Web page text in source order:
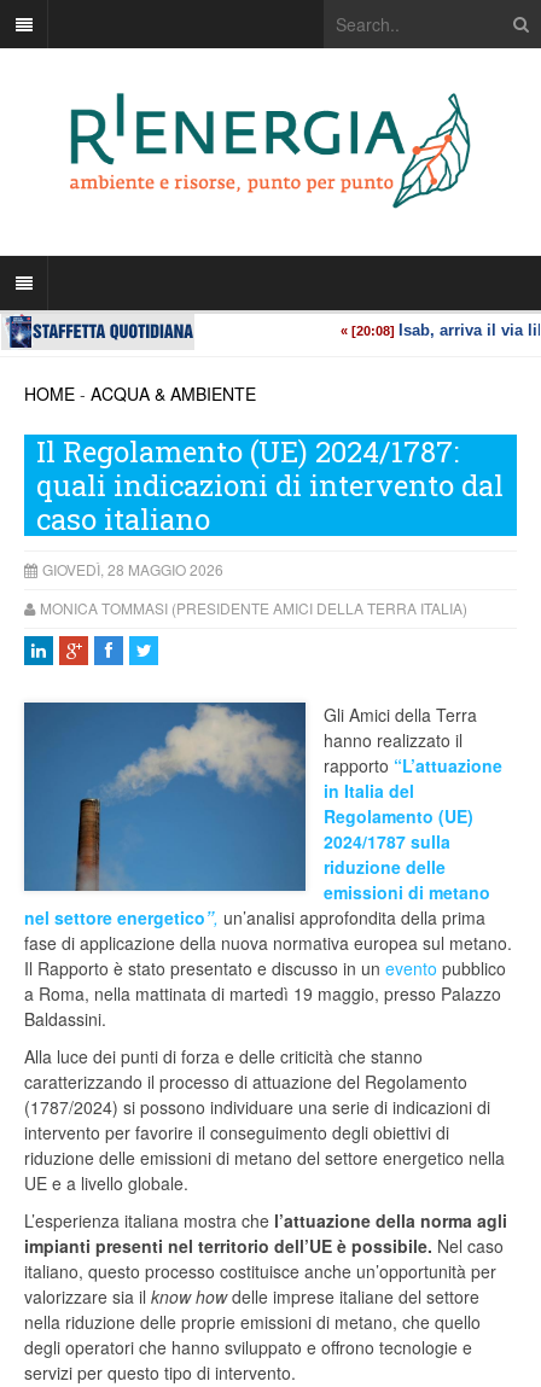
HOME - ACQUA & AMBIENTE
Il Regolamento (UE) 2024/1787:
quali indicazioni di intervento dal
caso italiano
GIOVEDÌ, 28 MAGGIO 2026
MONICA TOMMASI (PRESIDENTE AMICI DELLA TERRA ITALIA)
Gli Amici della Terra
hanno realizzato il
rapporto “L’attuazione
in Italia del
Regolamento (UE)
2024/1787 sulla
riduzione delle
emissioni di metano
nel settore energetico”, un’analisi approfondita della prima
fase di applicazione della nuova normativa europea sul metano.
Il Rapporto è stato presentato e discusso in un evento pubblico
a Roma, nella mattinata di martedì 19 maggio, presso Palazzo
Baldassini.
Alla luce dei punti di forza e delle criticità che stanno
caratterizzando il processo di attuazione del Regolamento
(1787/2024) si possono individuare una serie di indicazioni di
intervento per favorire il conseguimento degli obiettivi di
riduzione delle emissioni di metano del settore energetico nella
UE e a livello globale.
L’esperienza italiana mostra che l’attuazione della norma agli
impianti presenti nel territorio dell’UE è possibile. Nel caso
italiano, questo processo costituisce anche un’opportunità per
valorizzare sia il know howdelle imprese italiane del settore
nella riduzione delle proprie emissioni di metano, che quello
degli operatori che hanno sviluppato e offrono tecnologie e
servizi per questo tipo di intervento.